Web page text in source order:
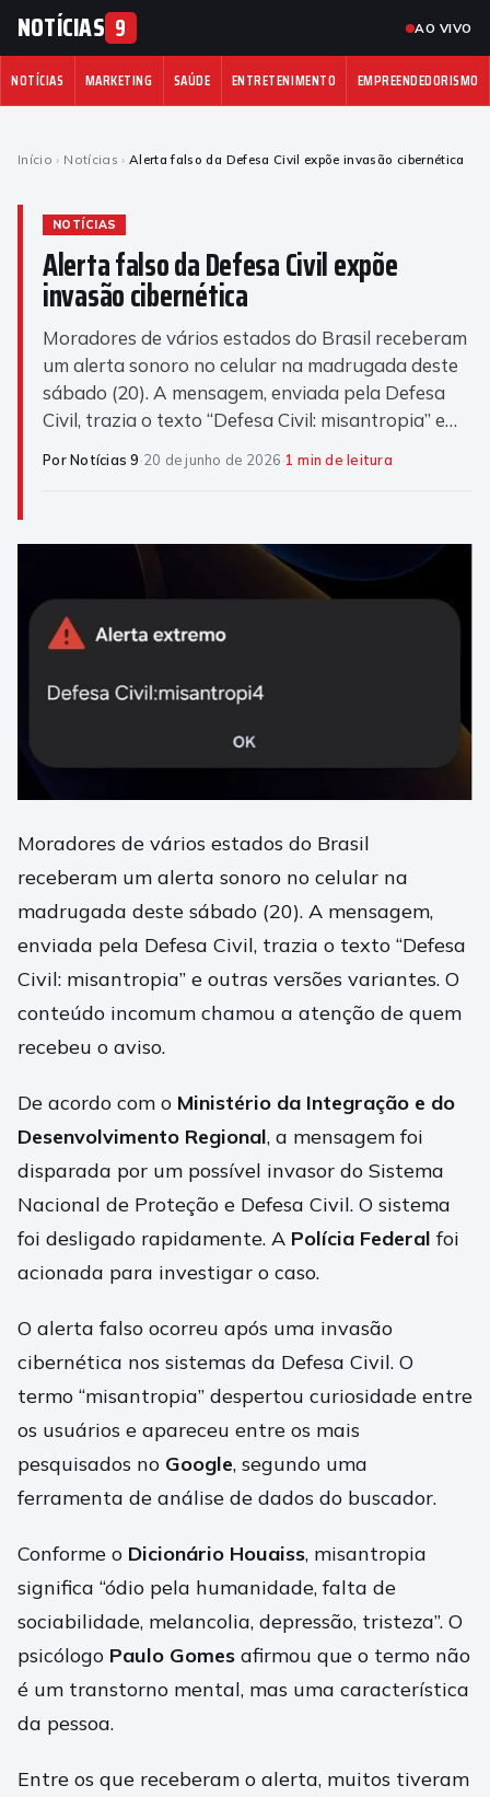
NOTÍCIAS 9 AO VIVO
NOTÍCIAS MARKETING SAÚDE ENTRETENIMENTO EMPREENDEDORISMO
Início › Notícias › Alerta falso da Defesa Civil expõe invasão cibernética
NOTÍCIAS
Alerta falso da Defesa Civil expõe
invasão cibernética
Moradores de vários estados do Brasil receberam
um alerta sonoro no celular na madrugada deste
sábado (20). A mensagem, enviada pela Defesa
Civil, trazia o texto “Defesa Civil: misantropia” e…
Por Notícias 9·20 de junho de 2026·1 min de leitura
Moradores de vários estados do Brasil
receberam um alerta sonoro no celular na
madrugada deste sábado (20). A mensagem,
enviada pela Defesa Civil, trazia o texto “Defesa
Civil: misantropia” e outras versões variantes. O
conteúdo incomum chamou a atenção de quem
recebeu o aviso.
De acordo com o Ministério da Integração e do
Desenvolvimento Regional, a mensagem foi
disparada por um possível invasor do Sistema
Nacional de Proteção e Defesa Civil. O sistema
foi desligado rapidamente. A Polícia Federal foi
acionada para investigar o caso.
O alerta falso ocorreu após uma invasão
cibernética nos sistemas da Defesa Civil. O
termo “misantropia” despertou curiosidade entre
os usuários e apareceu entre os mais
pesquisados no Google, segundo uma
ferramenta de análise de dados do buscador.
Conforme o Dicionário Houaiss, misantropia
significa “ódio pela humanidade, falta de
sociabilidade, melancolia, depressão, tristeza”. O
psicólogo Paulo Gomes afirmou que o termo não
é um transtorno mental, mas uma característica
da pessoa.
Entre os que receberam o alerta, muitos tiveram